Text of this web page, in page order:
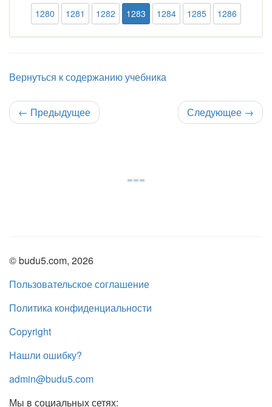
1280 1281 1282 1283 1284 1285 1286
Вернуться к содержанию учебника
← Предыдущее Следующее →
© budu5.com, 2026
Пользовательское соглашение
Политика конфиденциальности
Copyright
Нашли ошибку?
admin@budu5.com
Мы в социальных сетях: